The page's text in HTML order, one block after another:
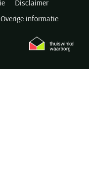
Disclaimer
Overige informatie